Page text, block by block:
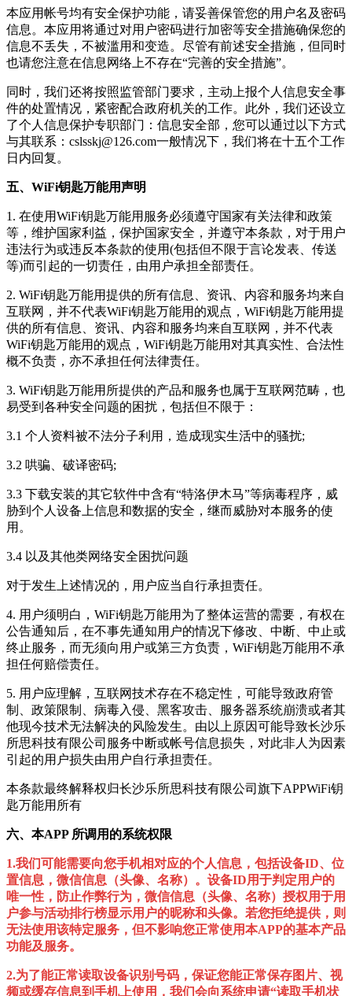
本应用帐号均有安全保护功能，请妥善保管您的用户名及密码
信息。本应用将通过对用户密码进行加密等安全措施确保您的
信息不丢失，不被滥用和变造。尽管有前述安全措施，但同时
也请您注意在信息网络上不存在“完善的安全措施”。
同时，我们还将按照监管部门要求，主动上报个人信息安全事
件的处置情况，紧密配合政府机关的工作。此外，我们还设立
了个人信息保护专职部门：信息安全部，您可以通过以下方式
与其联系： cslsskj@126.com一般情况下，我们将在十五个工作
日内回复。
五、WiFi钥匙万能用声明
1. 在使用WiFi钥匙万能用 服务必须遵守国家有关法律和政策
等，维护国家利益，保护国家安全，并遵守本条款，对于用户
违法行为或违反本条款的使用(包括但不限于言论发表、传送
等)而引起的一切责任，由用户承担全部责任。
2. WiFi钥匙万能用提供的所有信息、资讯、内容和服务均来自
互联网，并不代表WiFi钥匙万能用 的观点， WiFi钥匙万能用提
供的所有信息、资讯、内容和服务均来自互联网，并不代表
WiFi钥匙万能用 的观点， WiFi钥匙万能用 对其真实性、合法性
概不负责，亦不承担任何法律责任。
3. WiFi钥匙万能用 所提供的产品和服务也属于互联网范畴，也
易受到各种安全问题的困扰，包括但不限于：
3.1 个人资料被不法分子利用，造成现实生活中的骚扰;
3.2 哄骗、破译密码;
3.3 下载安装的其它软件中含有“特洛伊木马”等病毒程序，威
胁到个人设备上信息和数据的安全，继而威胁对本服务的使
用。
3.4 以及其他类网络安全困扰问题
对于发生上述情况的，用户应当自行承担责任。
4. 用户须明白， WiFi钥匙万能用 为了整体运营的需要，有权在
公告通知后，在不事先通知用户的情况下修改、中断、中止或
终止服务，而无须向用户或第三方负责， WiFi钥匙万能用不承
担任何赔偿责任。
5. 用户应理解，互联网技术存在不稳定性，可能导致政府管
制、政策限制、病毒入侵、黑客攻击、服务器系统崩溃或者其
他现今技术无法解决的风险发生。由以上原因可能导致长沙乐
所思科技有限公司服务中断或帐号信息损失，对此非人为因素
引起的用户损失由用户自行承担责任。
本条款最终解释权归长沙乐所思科技有限公司 旗下APPWiFi钥
匙万能用 所有
六、本APP 所调用的系统权限
1.我们可能需要向您手机相对应的个人信息，包括设备ID、位
置信息，微信信息（头像、名称）。 设备ID用于判定用户的
唯一性，防止作弊行为，微信信息（头像、名称）授权用于用
户参与活动排行榜显示用户的昵称和头像。若您拒绝提供，则
无法使用该特定服务，但不影响您正常使用本APP的基本产品
功能及服务。
2.为了能正常读取设备识别号码，保证您能正常保存图片、视
频或缓存信息到手机上使用，我们会向系统申请“读取手机状